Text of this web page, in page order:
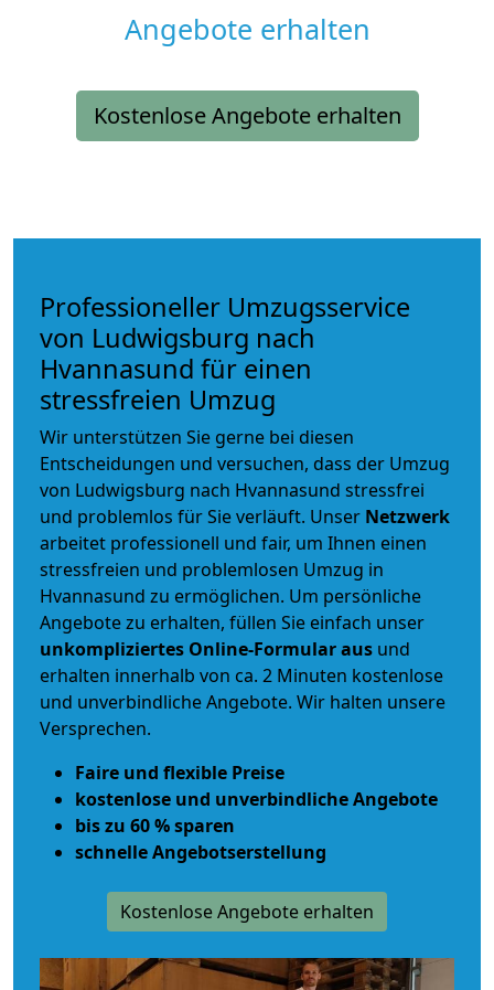
Angebote erhalten
Kostenlose Angebote erhalten
Professioneller Umzugsservice
von Ludwigsburg nach
Hvannasund für einen
stressfreien Umzug
Wir unterstützen Sie gerne bei diesen
Entscheidungen und versuchen, dass der Umzug
von Ludwigsburg nach Hvannasund stressfrei
und problemlos für Sie verläuft. Unser Netzwerk
arbeitet professionell und fair, um Ihnen einen
stressfreien und problemlosen Umzug in
Hvannasund zu ermöglichen. Um persönliche
Angebote zu erhalten, füllen Sie einfach unser
unkompliziertes Online-Formular aus und
erhalten innerhalb von ca. 2 Minuten kostenlose
und unverbindliche Angebote. Wir halten unsere
Versprechen.
Faire und flexible Preise
kostenlose und unverbindliche Angebote
bis zu 60 % sparen
schnelle Angebotserstellung
Kostenlose Angebote erhalten